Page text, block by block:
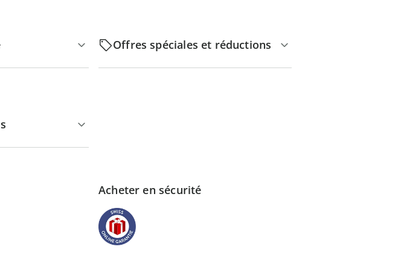
Offres spéciales et réductions
Acheter en sécurité